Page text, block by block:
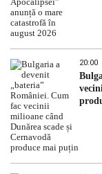
20:00